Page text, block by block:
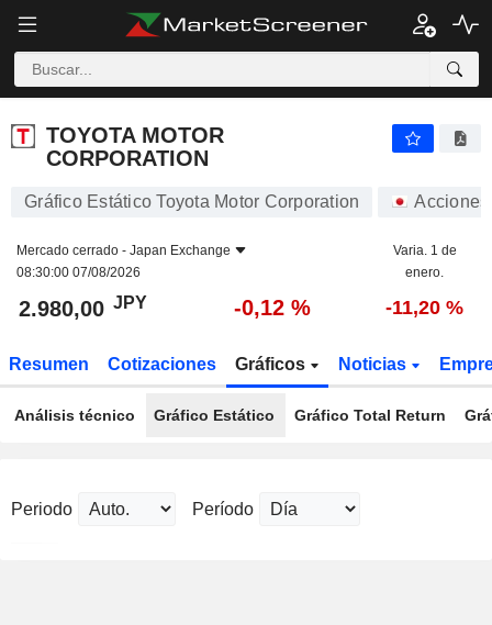
TOYOTA MOTOR
CORPORATION
Gráfico Estático Toyota Motor Corporation Acciones
Mercado cerrado - Japan Exchange
08:30:00 07/08/2026
Varia. 1 de
enero.
2.980,00 JPY -0,12 % -11,20 %
Resumen Cotizaciones Gráficos Noticias
Análisis técnico Gráfico Estático Gráfico Total Return
Periodo Período